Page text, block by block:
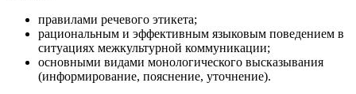
правилами речевого этикета;
рациональным и эффективным языковым поведением в
ситуациях межкультурной коммуникации;
основными видами монологического высказывания
(информирование, пояснение, уточнение).